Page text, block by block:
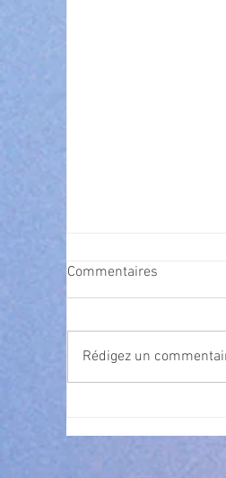
Villeneuve Loubet
Commentaires
Rédigez un